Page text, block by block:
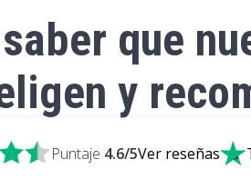
que
y
Puntaje 4.6/5Ver reseñas